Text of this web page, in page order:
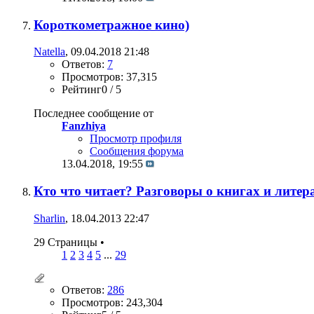
Короткометражное кино)
Natella, 09.04.2018 21:48
Ответов: 7
Просмотров: 37,315
Рейтинг0 / 5
Последнее сообщение от
Fanzhiya
Просмотр профиля
Сообщения форума
13.04.2018, 19:55
Кто что читает? Разговоры о книгах и
Sharlin, 18.04.2013 22:47
29 Страницы •
1 2 3 4 5 ... 29
Ответов: 286
Просмотров: 243,304